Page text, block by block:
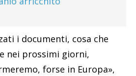
i documenti, cosa che
nei prossimi giorni,
forse in Europa»,